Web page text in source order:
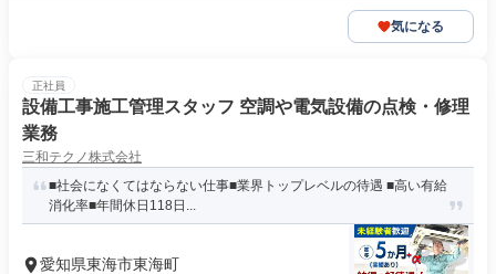
気になる
正社員
設備工事施工管理スタッフ 空調や電気設備の点検・修理
業務
三和テクノ株式会社
■社会になくてはならない仕事■業界トップレベルの待遇 ■高い有給
消化率■年間休日118日...
愛知県東海市東海町